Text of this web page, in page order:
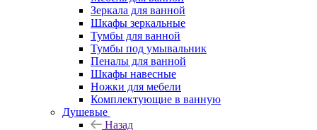
Зеркала для ванной
Шкафы зеркальные
Тумбы для ванной
Тумбы под умывальник
Пеналы для ванной
Шкафы навесные
Ножки для мебели
Комплектующие в ванную
Душевые
Назад